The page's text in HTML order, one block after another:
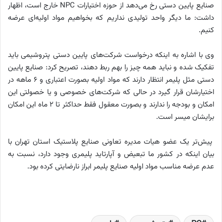
صنایع پایین دستی رخ می‌دهد از حوزه اختیارات NPC خارج است، اظهار
داشت: ما دیگر واحد تولیدی نداریم که بخواهیم مواد اولیه‌ای عرضه
کنیم.
وی با اشاره به اینکه درخواست شرکت‌های پایین دستی پتروشیمی باید
تفکیک شده و نباید همه چیز را بهم ربط دهند، تصریح کرد: صنایع پایین
دستی مثل پلیمر انتظار دارند که مواد اولیه بصورت اعتباری و ۶ ماهه در
اختیارشان قرار گیرد در حالی که شرکت‌های خصوصی و یا خصولتی این
امکان و بودجه را ندارند و بصورت معقول فقط حداکثر تا ۲ ماه این امکان
برایشان میسر است.
پیش‌تر یک عضو هیات مدیره تعاونی صنایع پلاستیک استان تهران با
بیان اینکه در کشور ما تبعیض و آپارتاید پلیمری وجود دارد، نسبت به
عدم عرضه مناسب مواد اولیه صنایع پلیمر ابراز نارضایتی کرده بود.